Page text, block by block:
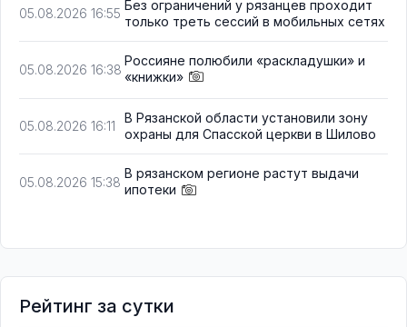
05.08.2026 16:55
Без ограничений у рязанцев проходит
только треть сессий в мобильных сетях
05.08.2026 16:38
Россияне полюбили «раскладушки» и
«книжки»
05.08.2026 16:11
В Рязанской области установили зону
охраны для Спасской церкви в Шилово
05.08.2026 15:38
В рязанском регионе растут выдачи
ипотеки
Рейтинг за сутки